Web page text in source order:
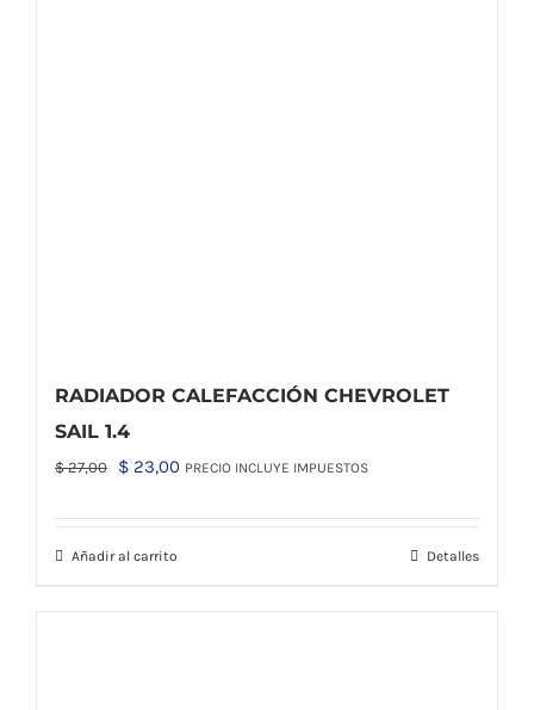
RADIADOR CALEFACCIÓN CHEVROLET
SAIL 1.4
$27,00
El
era:
$ 23,00ElPRECIO INCLUYE IMPUESTOS
Añadir al carrito Detalles